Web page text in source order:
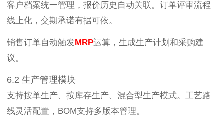
客户档案统一管理，报价历史自动关联。订单评审流程
线上化，交期承诺有据可依。
销售订单自动触发MRP运算，生成生产计划和采购建
议。
6.2 生产管理模块
支持按单生产、按库存生产、混合型生产模式。工艺路
线灵活配置，BOM支持多版本管理。